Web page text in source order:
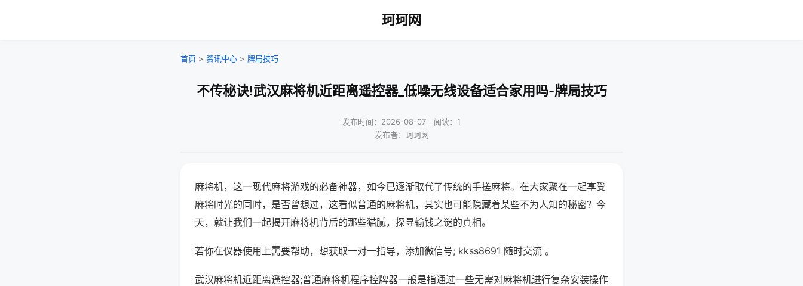
珂珂网
首页 > 资讯中心 > 牌局技巧
不传秘诀!武汉麻将机近距离遥控器_低噪无线设备适合家用吗-牌局技巧
发布时间：2026-08-07｜阅读：1
发布者：珂珂网
麻将机，这一现代麻将游戏的必备神器，如今已逐渐取代了传统的手搓麻将。在大家聚在一起享受
麻将时光的同时，是否曾想过，这看似普通的麻将机，其实也可能隐藏着某些不为人知的秘密？今
天，就让我们一起揭开麻将机背后的那些猫腻，探寻输钱之谜的真相。
若你在仪器使用上需要帮助，想获取一对一指导，添加微信号; kkss8691 随时交流 。
武汉麻将机近距离遥控器;普通麻将机程序控牌器一般是指通过一些无需对麻将机进行复杂安装操作